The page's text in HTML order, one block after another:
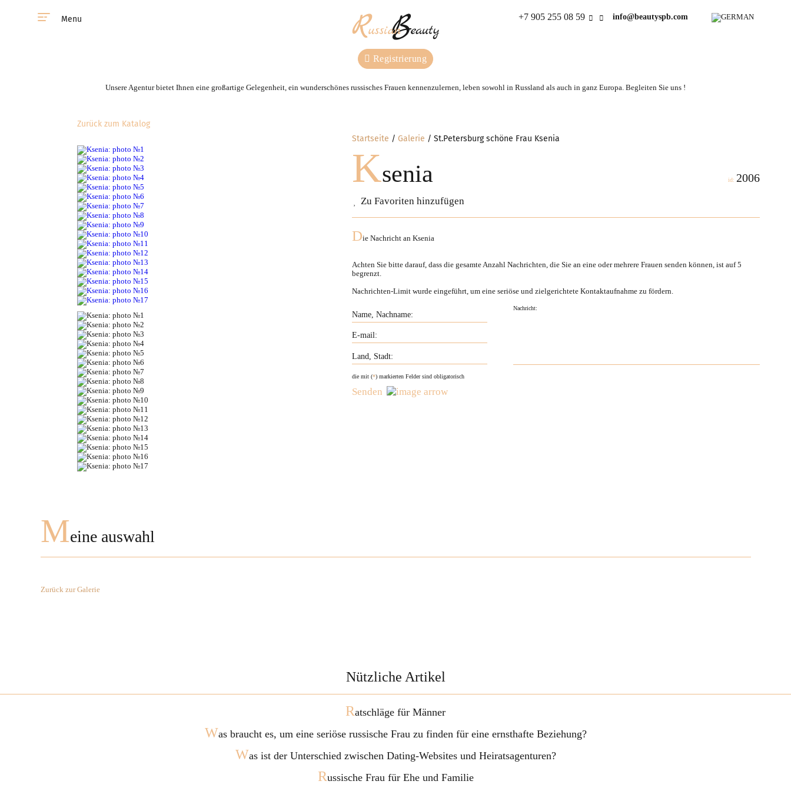
Menu +7 905 255 08 59 info@beautyspb.com
Registrierung
Unsere Agentur bietet Ihnen eine großartige Gelegenheit, ein wunderschönes russisches Frauen kennenzulernen, leben sowohl in Russland als auch in ganz Europa. Begleiten Sie uns !
Startseite Galerie St.Petersburg schöne Frau Ksenia
Ksenia
Zu Favoriten hinzufügen
id: 2006
Zurück zum Katalog
Die Nachricht an Ksenia
Achten Sie bitte darauf, dass die gesamte Anzahl Nachrichten, die Sie an eine oder mehrere Frauen senden können, ist auf5
begrenzt.
Nachrichten-Limit wurde eingeführt, um eine seriöse und zielgerichtete Kontaktaufnahme zu fördern.
die mit (*) markierten Felder sind obligatorisch
Senden
Meine auswahl
Zurück zur Galerie
Nützliche Artikel
Ratschläge für Männer
Was braucht es, um eine seriöse russische Frau zu finden für eine ernsthafte Beziehung?
Was ist der Unterschied zwischen Dating-Websites und Heiratsagenturen?
Russische Frau für Ehe und Familie